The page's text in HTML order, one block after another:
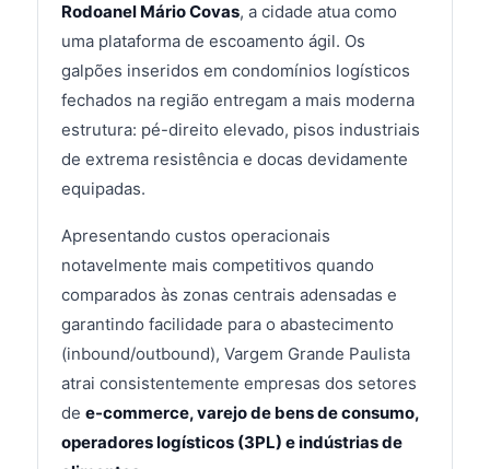
Rodoanel Mário Covas, a cidade atua como
uma plataforma de escoamento ágil. Os
galpões inseridos em condomínios logísticos
fechados na região entregam a mais moderna
estrutura: pé-direito elevado, pisos industriais
de extrema resistência e docas devidamente
equipadas.
Apresentando custos operacionais
notavelmente mais competitivos quando
comparados às zonas centrais adensadas e
garantindo facilidade para o abastecimento
(inbound/outbound), Vargem Grande Paulista
atrai consistentemente empresas dos setores
de e-commerce, varejo de bens de consumo,
operadores logísticos (3PL) e indústrias de